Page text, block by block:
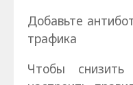
Добавьте
трафика
Чтобы снизить